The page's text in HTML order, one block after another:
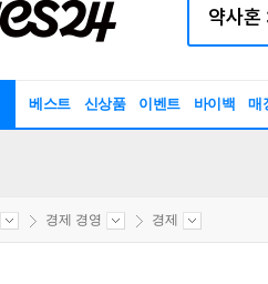
베스트 신상품 이벤트 바이백 매
경제 경영 경제